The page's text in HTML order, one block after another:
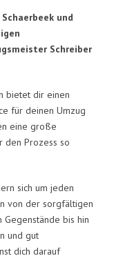
und
Schreiber
bietet dir einen
für deinen Umzug
eine große
den Prozess so
sich um jeden
von der sorgfältigen
bis hin
und gut
dich darauf